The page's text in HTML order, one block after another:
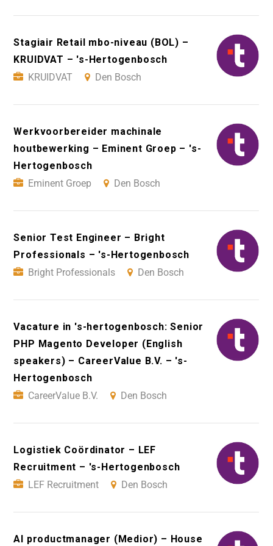
Stagiair Retail mbo-niveau (BOL) –
KRUIDVAT – 's-Hertogenbosch
KRUIDVAT
Den Bosch
Werkvoorbereider machinale
houtbewerking – Eminent Groep – 's-
Hertogenbosch
Eminent Groep
Den Bosch
Senior Test Engineer – Bright
Professionals – 's-Hertogenbosch
Bright Professionals
Den Bosch
Vacature in 's-hertogenbosch: Senior
PHP Magento Developer (English
speakers) – CareerValue B.V. – 's-
Hertogenbosch
CareerValue B.V.
Den Bosch
Logistiek Coördinator – LEF
Recruitment – 's-Hertogenbosch
LEF Recruitment
Den Bosch
AI productmanager (Medior) – House